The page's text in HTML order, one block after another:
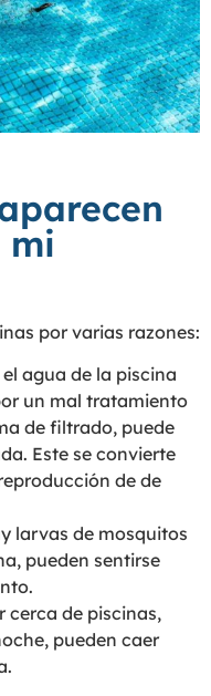
mi
por varias razones:
el agua de la piscina
un mal tratamiento
de filtrado, puede
Este se convierte
de de
larvas de mosquitos
pueden sentirse
cerca de piscinas,
pueden caer